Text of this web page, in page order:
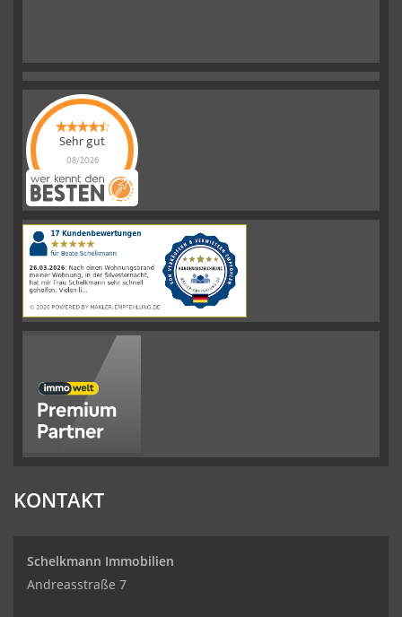
Sehr gut
08/2026
Schelkmann
Immobilienhat
|110Schelkmann
ImmobilienBewertungen
auf
werkenntdenBESTEN.de
KONTAKT
Schelkmann Immobilien
Andreasstraße 7